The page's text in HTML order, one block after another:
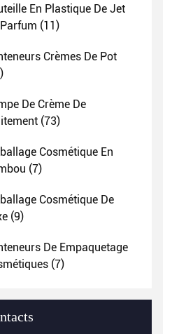
En Plastique De Jet
(11)
Crèmes De Pot
De Crème De
(73)
Cosmétique En
(7)
Cosmétique De
(9)
De Empaquetage
(7)